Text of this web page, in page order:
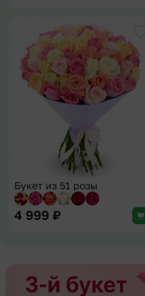
Букет из 51 розы
4 999 ₽